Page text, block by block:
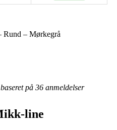
– Mørkegrå
på 36 anmeldelser
line